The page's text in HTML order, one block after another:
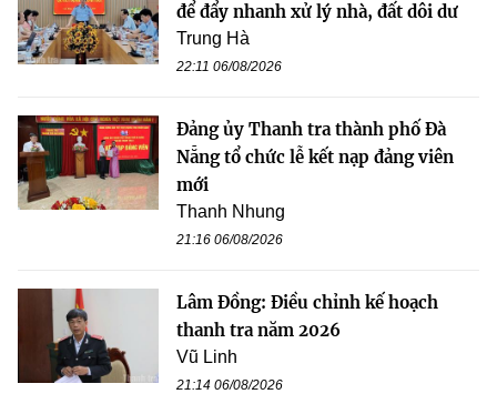
để đẩy nhanh xử lý nhà, đất dôi dư
Trung Hà
22:11 06/08/2026
Đảng ủy Thanh tra thành phố Đà
Nẵng tổ chức lễ kết nạp đảng viên
mới
Thanh Nhung
21:16 06/08/2026
Lâm Đồng: Điều chỉnh kế hoạch
thanh tra năm 2026
Vũ Linh
21:14 06/08/2026